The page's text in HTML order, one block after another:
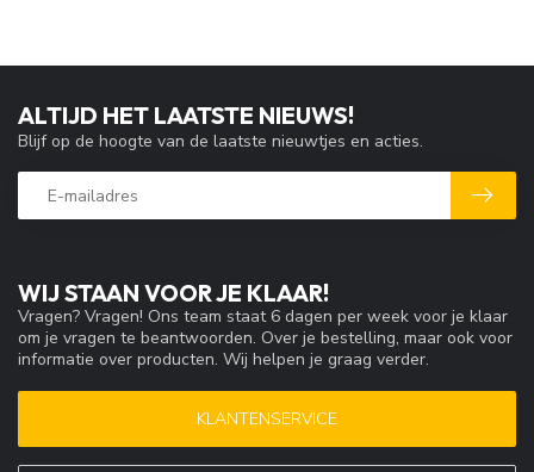
WIJ STAAN VOOR JE KLAAR!
Vragen? Vragen! Ons team staat 6 dagen per week voor je klaar
om je vragen te beantwoorden. Over je bestelling, maar ook voor
informatie over producten. Wij helpen je graag verder.
KLANTENSERVICE
ALTIJD HET LAATSTE NIEUWS!
Blijf op de hoogte van de laatste nieuwtjes en acties.